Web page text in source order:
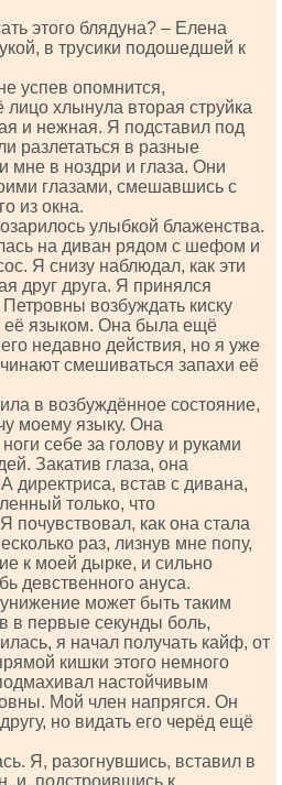
этого блядуна? – Елена
в трусики подошедшей к
успев опомнится,
лицо хлынула вторая струйка
и нежная. Я подставил под
разлетаться в разные
в ноздри и глаза. Они
глазами, смешавшись с
из окна.
улыбкой блаженства.
на диван рядом с шефом и
Я снизу наблюдал, как эти
друг друга. Я принялся
возбуждать киску
её языком. Она была ещё
недавно действия, но я уже
смешиваться запахи её
в возбуждённое состояние,
моему языку. Она
себе за голову и руками
Закатив глаза, она
директриса, встав с дивана,
только, что
почувствовал, как она стала
раз, лизнув мне попу,
к моей дырке, и сильно
девственного ануса.
может быть таким
в первые секунды боль,
я начал получать кайф, от
кишки этого немного
настойчивым
Мой член напрягся. Он
но видать его черёд ещё
Я, разогнувшись, вставил в
и, подстроившись к